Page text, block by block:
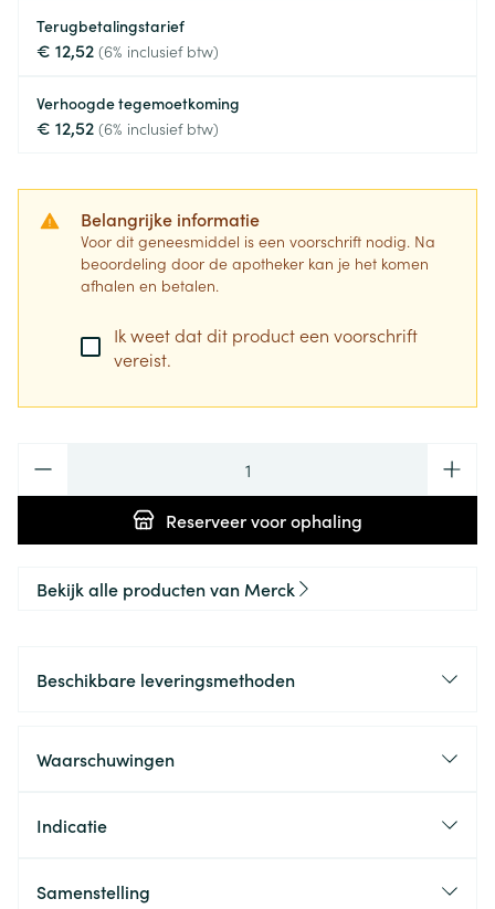
Terugbetalingstarief
€ 12,52 (6% inclusief btw)
Verhoogde tegemoetkoming
€ 12,52 (6% inclusief btw)
Belangrijke informatie
Voor dit geneesmiddel is een voorschrift nodig. Na
beoordeling door de apotheker kan je het komen
afhalen en betalen.
Ik weet dat dit product een voorschrift
vereist.
Reserveervoor ophaling
Bekijk alle producten van Merck
Beschikbare leveringsmethoden
Waarschuwingen
Indicatie
Samenstelling